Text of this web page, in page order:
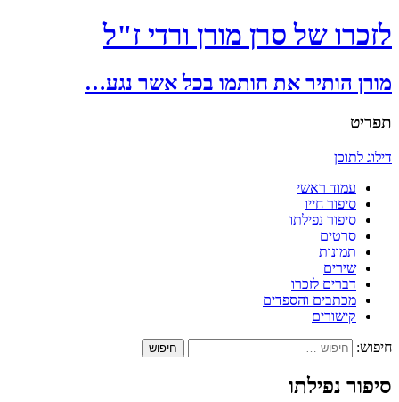
לזכרו של סרן מורן ורדי ז"ל
מורן הותיר את חותמו בכל אשר נגע…
תפריט
דילוג לתוכן
עמוד ראשי
סיפור חייו
סיפור נפילתו
סרטים
תמונות
שירים
דברים לזכרו
מכתבים והספדים
קישורים
חיפוש:
סיפור נפילתו